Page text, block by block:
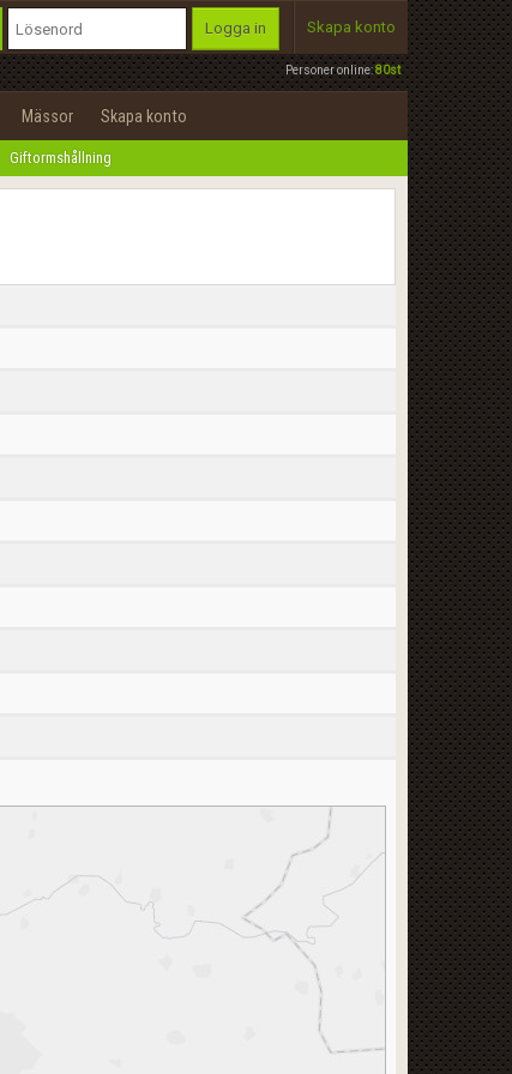
Personer online:80st
Logga in Skapa konto
Mässor Skapa konto
Giftormshållning